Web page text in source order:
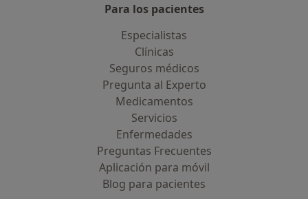
Para los pacientes
Especialistas
Clínicas
Seguros médicos
Pregunta al Experto
Medicamentos
Servicios
Enfermedades
Preguntas Frecuentes
Aplicación para móvil
Blog para pacientes